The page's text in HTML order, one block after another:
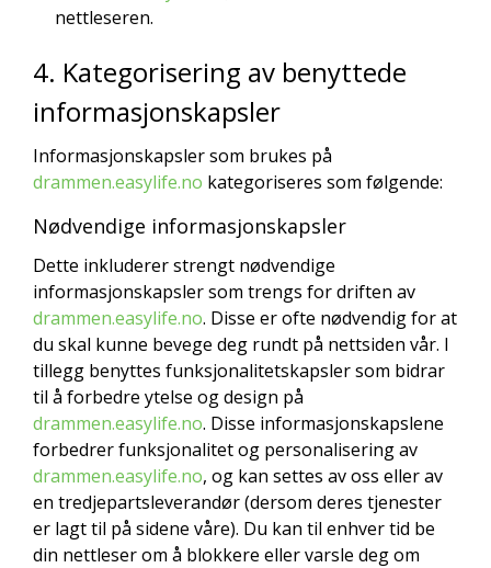
nettleseren.
4. Kategorisering av benyttede
informasjonskapsler
Informasjonskapsler som brukes på
drammen.easylife.no kategoriseres som følgende:
Nødvendige informasjonskapsler
Dette inkluderer strengt nødvendige
informasjonskapsler som trengs for driften av
drammen.easylife.no. Disse er ofte nødvendig for at
du skal kunne bevege deg rundt på nettsiden vår. I
tillegg benyttes funksjonalitetskapsler som bidrar
til å forbedre ytelse og design på
drammen.easylife.no. Disse informasjonskapslene
forbedrer funksjonalitet og personalisering av
drammen.easylife.no, og kan settes av oss eller av
en tredjepartsleverandør (dersom deres tjenester
er lagt til på sidene våre). Du kan til enhver tid be
din nettleser om å blokkere eller varsle deg om